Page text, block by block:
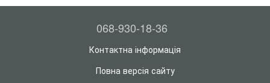
068-930-18-36
Контактна інформація
Повна версія сайту